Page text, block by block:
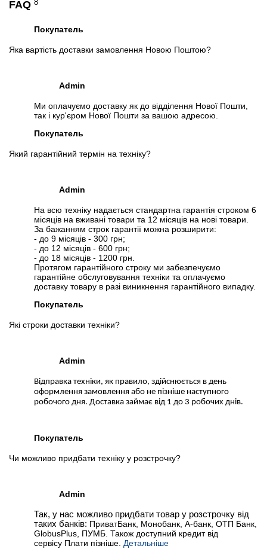
Слідкувати в Instagram
FAQ 8
Покупатель
Яка вартість доставки замовлення Новою Поштою?
Admin
Ми оплачуємо доставку як до відділення Нової Пошти,
так і кур'єром Нової Пошти за вашою адресою.
Покупатель
Який гарантійний термін на техніку?
Admin
На всю техніку надається стандартна гарантія строком 6
місяців на вживані товари та 12 місяців на нові товари.
За бажанням строк гарантії можна розширити:
- до 9 місяців - 300 грн;
- до 12 місяців - 600 грн;
- до 18 місяців - 1200 грн.
Протягом гарантійного строку ми забезпечуємо
гарантійне обслуговування техніки та оплачуємо
доставку товару в разі виникнення гарантійного випадку.
Покупатель
Які строки доставки техніки?
Admin
Відправка техніки, як правило, здійснюється в день
оформлення замовлення або не пізніше наступного
робочого дня. Доставка займає від 1 до 3 робочих днів.
Покупатель
Чи можливо придбати техніку у розстрочку?
Admin
Так, у нас можливо придбати товар у розстрочку від
таких банків: ПриватБанк, Монобанк, А-банк, ОТП Банк,
GlobusPlus, ПУМБ. Також доступний кредит від
сервісу Плати пізніше. Детальніше